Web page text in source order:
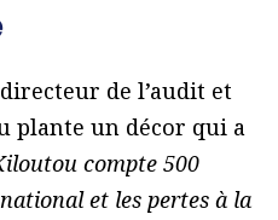
de l’audit et
plante un décor qui a
compte 500
et les pertes à la